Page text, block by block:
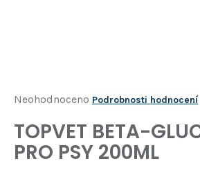
Průměrné
produktu
je
Neohodnoceno Podrobnosti hodnocení
TOPVET BETA-
PRO PSY 200ML
D
o
p